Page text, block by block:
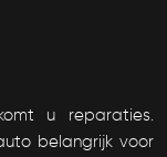
u reparaties.
belangrijk voor